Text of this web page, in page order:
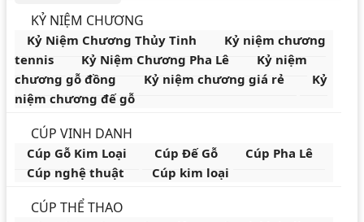
KỶ NIỆM CHƯƠNG
Kỷ Niệm Chương Thủy Tinh
Kỷ niệm chương
tennis
Kỷ Niệm Chương Pha Lê
Kỷ niệm
chương gỗ đồng
Kỷ niệm chương giá rẻ
Kỷ
niệm chương đế gỗ
CÚP VINH DANH
Cúp Gỗ Kim Loại Cúp Đế Gỗ
Cúp Pha Lê
Cúp nghệ thuật
Cúp kim loại
CÚP THỂ THAO